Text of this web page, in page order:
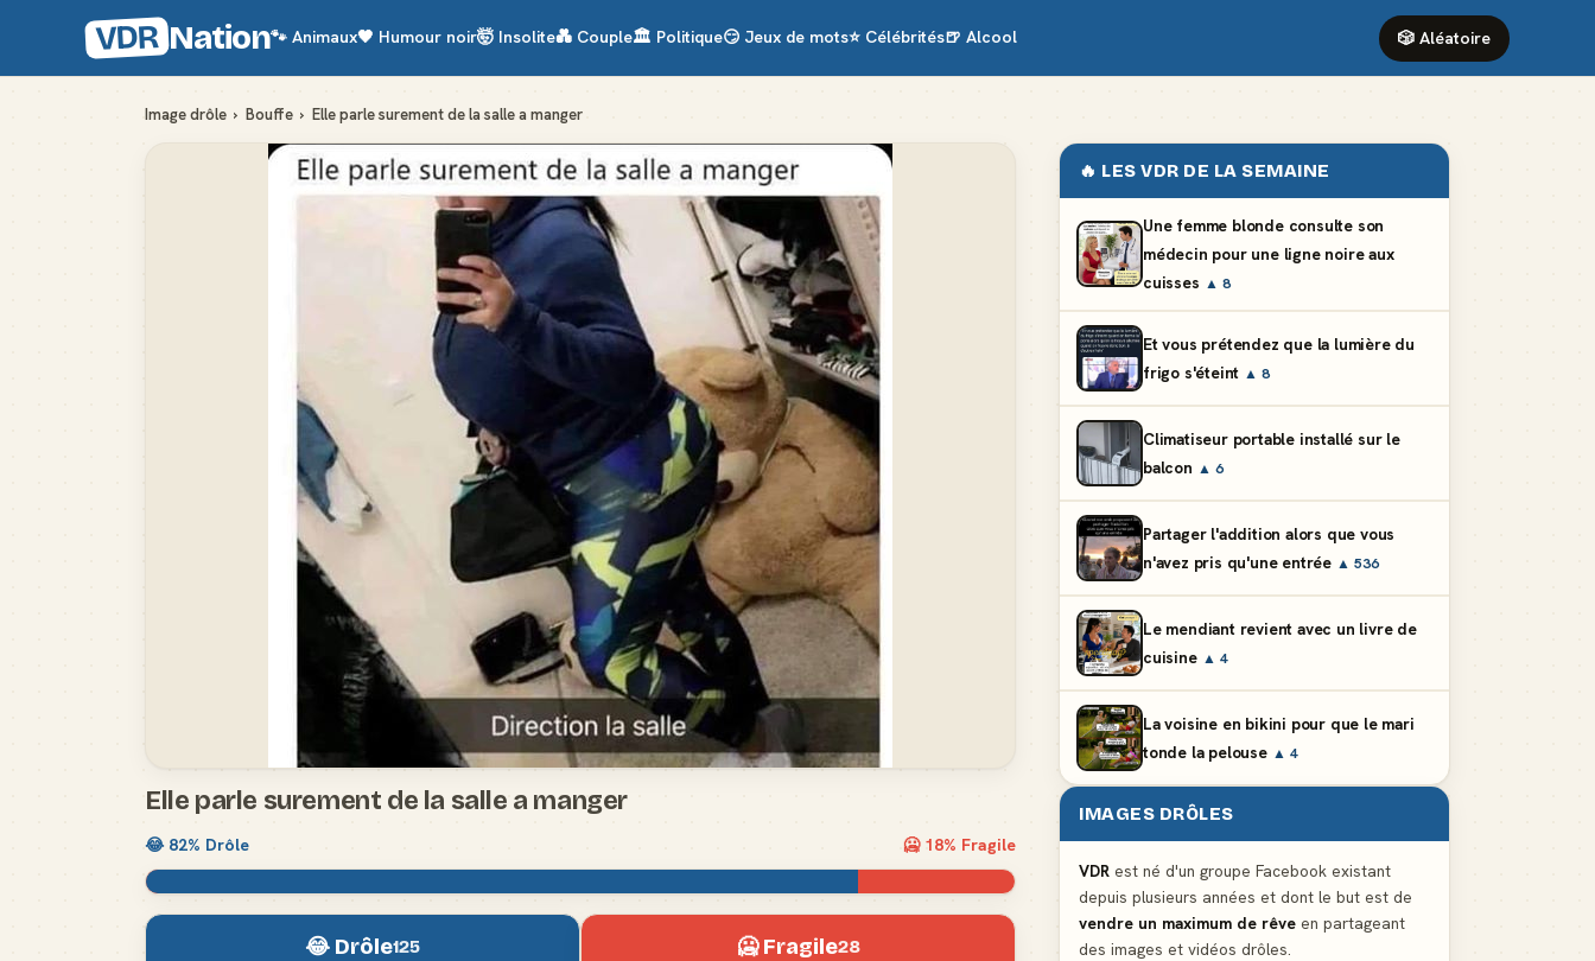
VDR Nation🐾 Animaux🖤 Humour noir🤯 Insolite💑 Couple🏛️ Politique😏 Jeux de mots⭐ Célébrités🍺 Alcool 🎲 Aléatoire
Image drôle › Bouffe › Elle parle surement de la salle a manger
Elle parle surement de la salle a manger
😂 82% Drôle 🥶 18% Fragile
😂 Drôle125 🥶 Fragile28
🔥 LES VDR DE LA SEMAINE
Une femme blonde consulte son
médecin pour une ligne noire aux
cuisses ▲ 8
Et vous prétendez que la lumière du
frigo s'éteint ▲ 8
Climatiseur portable installé sur le
balcon ▲ 6
Partager l'addition alors que vous
n'avez pris qu'une entrée ▲ 536
Le mendiant revient avec un livre de
cuisine ▲ 4
La voisine en bikini pour que le mari
tonde la pelouse ▲ 4
IMAGES DRÔLES
VDR est né d'un groupe Facebook existant
depuis plusieurs années et dont le but est de
vendre un maximum de rêve en partageant
des images et vidéos drôles.